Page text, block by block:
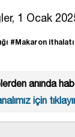
1 Ocak
#Makaron ithalatı
anında
için